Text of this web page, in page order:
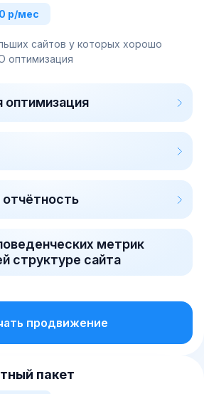
р/мес
сайтов у которых хорошо
оптимизация
оптимизация
отчётность
метрик
структуре сайта
продвижение
пакет